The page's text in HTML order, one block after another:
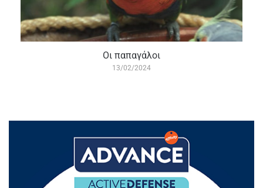
Οι παπαγάλοι
13/02/2024